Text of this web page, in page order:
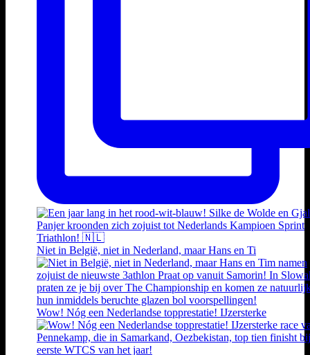
Niet in België, niet in Nederland, maar Hans en Ti
Wow! Nóg een Nederlandse topprestatie! IJzersterke